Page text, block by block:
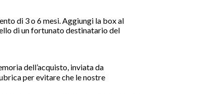
di 3 o 6 mesi. Aggiungi la box al
di un fortunato destinatario del
dell’acquisto, inviata da
per evitare che le nostre